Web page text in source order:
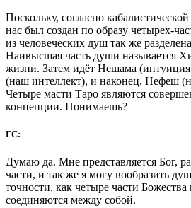
Поскольку, согласно
нас был создан по образу четырех-
из человеческих душ так же
Наивысшая часть души называется
жизни. Затем идёт Нешама
(наш интеллект), и наконец, Нефеш
Четыре масти Таро являются
концепции. Понимаешь?
ГС:
Думаю да. Мне представляется Бог,
части, и так же я могу вообразить
точности, как четыре части
соединяются между собой.